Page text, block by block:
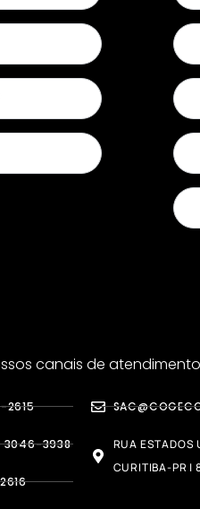
canais de
2615
3046-3938
RUA ESTADOS
CURITIBA-PR |